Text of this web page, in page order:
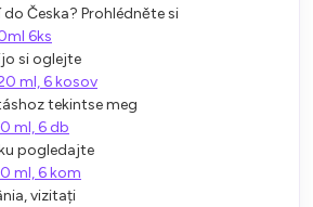
Česka? Prohlédněte si
6ks
si oglejte
ml, 6 kosov
tekintse meg
ml, 6 db
pogledajte
ml, 6 kom
vizitați